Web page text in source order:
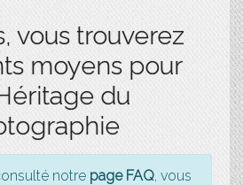
vous trouverez
moyens pour
du
notre page FAQ, vous